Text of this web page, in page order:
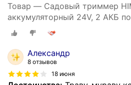
Товар — Садовый триммер
аккумуляторный 24V, 2 АКБ
об/мин
Александр
8 отзывов
18 июня